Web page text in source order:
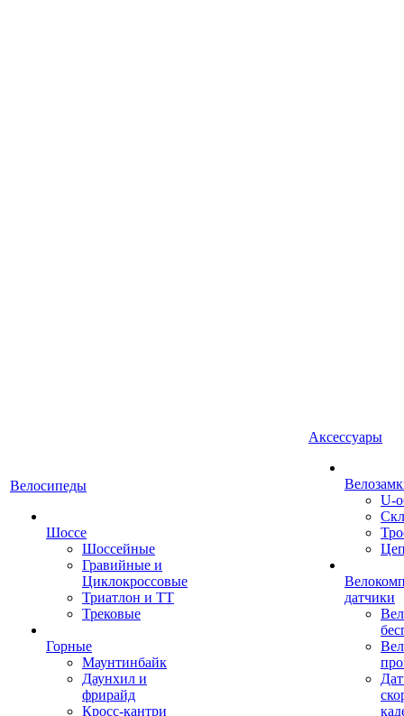
Велосипеды
Шоссе
Шоссейные
Гравийные и
Циклокроссовые
Триатлон и ТТ
Трековые
Горные
Маунтинбайк
Даунхил и
фрирайд
Кросс-кантри
Аксессуары
U-
датчики